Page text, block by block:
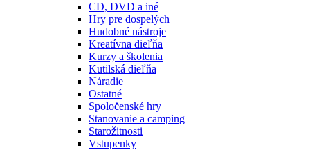
CD, DVD a iné
Hry pre dospelých
Hudobné nástroje
Kreatívna dieľňa
Kurzy a školenia
Kutilská dieľňa
Náradie
Ostatné
Spoločenské hry
Stanovanie a camping
Starožitnosti
Vstupenky